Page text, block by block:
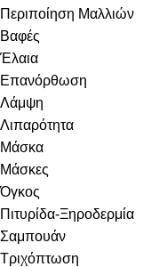
Περιποίηση Μαλλιών
Βαφές
Έλαια
Επανόρθωση
Λάμψη
Λιπαρότητα
Μάσκα
Μάσκες
Όγκος
Πιτυρίδα-Ξηροδερμία
Σαμπουάν
Τριχόπτωση